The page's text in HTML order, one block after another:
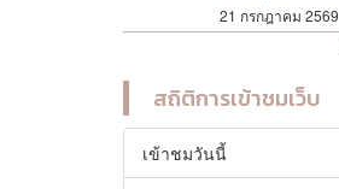
21 กรกฎาคม 2569
สถิติการเข้าชมเว็บ
เข้าชมวันนี้